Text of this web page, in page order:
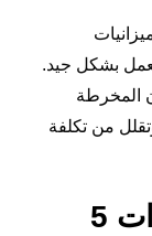
تعمل بشكل جيد.
المخرطة
من تكلفة
نصائح لاختيار المخرطة ذات 5